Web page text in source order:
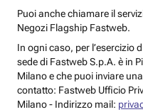
Puoi anche chiamare il
Negozi Flagship Fastweb.
In ogni caso, per l’esercizio
sede di Fastweb S.p.A. è in
Milano e che puoi inviare
contatto: Fastweb Ufficio
Milano - Indirizzo mail: